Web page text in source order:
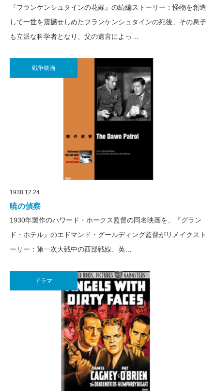
『フランケンシュタインの花嫁』の続編ストーリー：怪物を創造
して一世を震撼せしめたフランケンシュタインの死後、その息子
も立派な科学者となり、父の遺言によっ…
戦争映画
1938.12.24
暁の偵察
1930年製作のハワード・ホークス監督の同名映画を、『グラン
ド・ホテル』のエドマンド・グールディング監督がリメイクスト
ーリー：第一次大戦中の西部戦線、英…
ドラマ